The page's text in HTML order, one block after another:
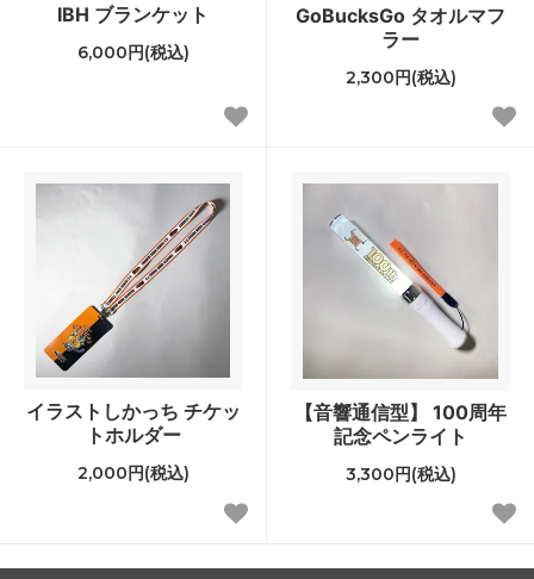
IBH ブランケット
6,000円(税込)
GoBucksGo タオルマフ
ラー
2,300円(税込)
イラストしかっち チケッ
トホルダー
2,000円(税込)
【音響通信型】 100周年
記念ペンライト
3,300円(税込)